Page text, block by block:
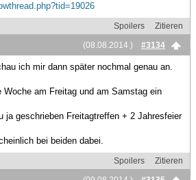
Spoilers
Zitieren
(08.08.2014 )
#3134
ich mir dann später nochmal genau an.
am Freitag und am Samstag ein
ja geschrieben Freitagtreffen + 2 Jahresfeier
bei beiden dabei.
Spoilers
Zitieren